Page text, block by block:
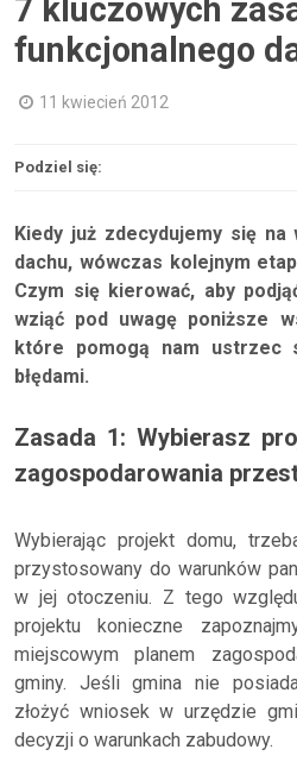
7 kluczowych
funkcjonalnego
11 kwiecień 2012
Podziel się:
Kiedy już zdecydujemy się
dachu, wówczas kolejnym
Czym się kierować, aby
wziąć pod uwagę poniższe
które pomogą nam ustrzec
błędami.
Zasada 1: Wybierasz
zagospodarowania
Wybierając projekt domu,
przystosowany do warunków
w jej otoczeniu. Z tego
projektu konieczne
miejscowym planem
gminy. Jeśli gmina nie
złożyć wniosek w urzędzie
decyzji o warunkach zabudowy.